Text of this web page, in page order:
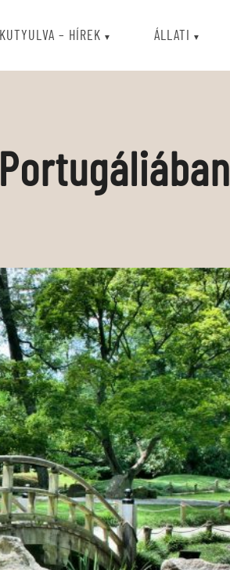
KUTYULVA – HÍREK ÁLLATI